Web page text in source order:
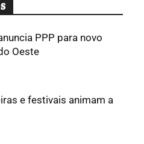
PPP para novo
Oeste
e festivais animam a